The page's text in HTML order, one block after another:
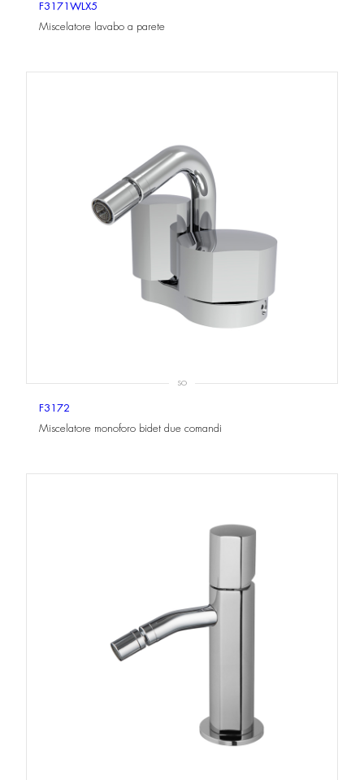
F3171WLX5
Miscelatore lavabo a parete
SO
F3172
Miscelatore monoforo bidet due comandi